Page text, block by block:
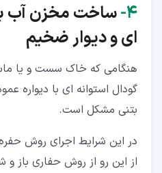
۴‏- ساخت مخزن آب
ای و دیوار ضخیم
هنگامی که خاک سست و یا
گودال استوانه ای با دیواره
بتنی مشکل است.
در این شرایط اجرای روش
از این رو از روش حفاری باز و